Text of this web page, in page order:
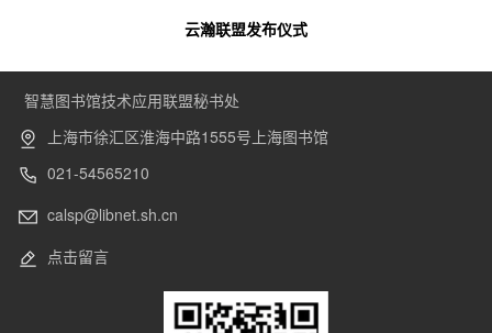
云瀚联盟发布仪式
智慧图书馆技术应用联盟秘书处
上海市徐汇区淮海中路1555号上海图书馆
021-54565210
calsp@libnet.sh.cn
点击留言